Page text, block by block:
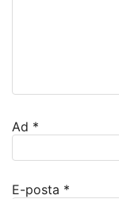
Ad *
E-posta *